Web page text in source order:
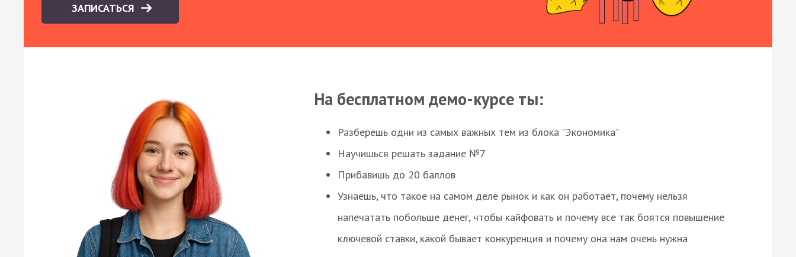
ЗАПИСАТЬСЯ
На бесплатном демо-курсе ты:
Разберешь одни из самых важных тем из блока "Экономика"
Научишься решать задание №7
Прибавишь до 20 баллов
Узнаешь, что такое на самом деле рынок и как он работает, почему нельзя
напечатать побольше денег, чтобы кайфовать и почему все так боятся повышение
ключевой ставки, какой бывает конкуренция и почему она нам очень нужна